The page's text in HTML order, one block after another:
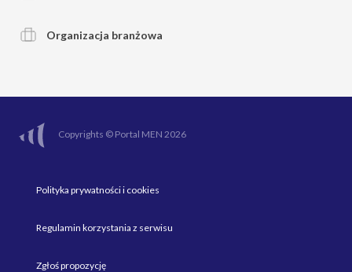
Organizacja branżowa
Copyrights © Portal MEN 2026
Polityka prywatności i cookies
Regulamin korzystania z serwisu
Zgłoś propozycję